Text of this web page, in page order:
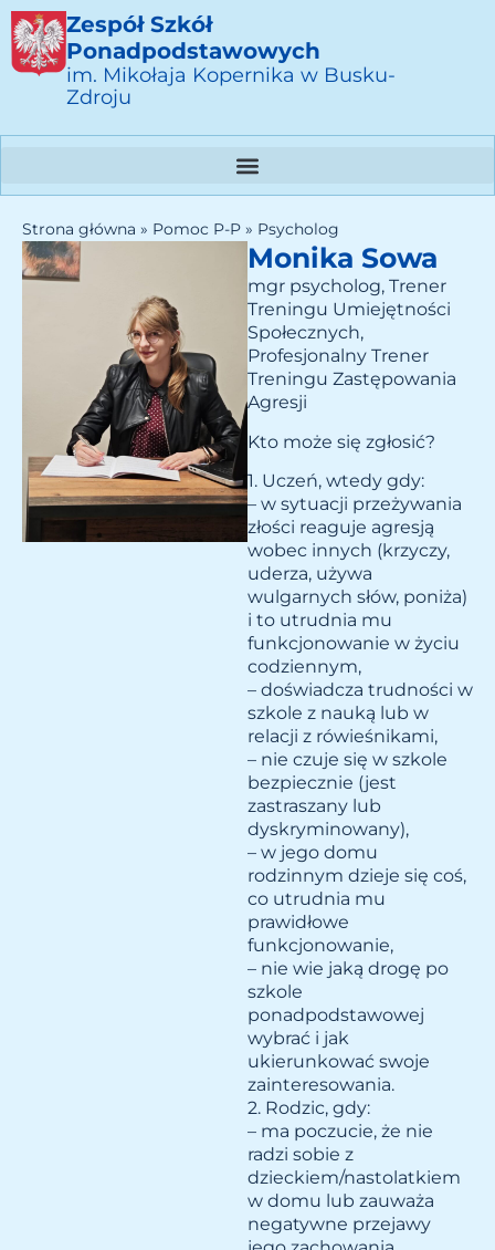
Zespół Szkół
Ponadpodstawowych
im. Mikołaja Kopernika w Busku-
Zdroju
Strona główna » Pomoc P-P » Psycholog
Monika Sowa
mgr psycholog, Trener
Treningu Umiejętności
Społecznych,
Profesjonalny Trener
Treningu Zastępowania
Agresji
Kto może się zgłosić?
1. Uczeń, wtedy gdy:
– w sytuacji przeżywania
złości reaguje agresją
wobec innych (krzyczy,
uderza, używa
wulgarnych słów, poniża)
i to utrudnia mu
funkcjonowanie w życiu
codziennym,
– doświadcza trudności w
szkole z nauką lub w
relacji z rówieśnikami,
– nie czuje się w szkole
bezpiecznie (jest
zastraszany lub
dyskryminowany),
– w jego domu
rodzinnym dzieje się coś,
co utrudnia mu
prawidłowe
funkcjonowanie,
– nie wie jaką drogę po
szkole
ponadpodstawowej
wybrać i jak
ukierunkować swoje
zainteresowania.
2. Rodzic, gdy:
– ma poczucie, że nie
radzi sobie z
dzieckiem/nastolatkiem
w domu lub zauważa
negatywne przejawy